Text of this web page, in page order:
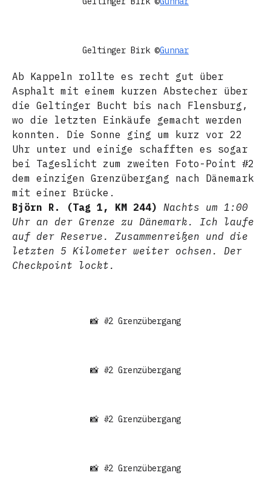
Geltinger Birk ©Gunnar
Ab Kappeln rollte es recht gut über
Asphalt mit einem kurzen Abstecher über
die Geltinger Bucht bis nach Flensburg,
wo die letzten Einkäufe gemacht werden
konnten. Die Sonne ging um kurz vor 22
Uhr unter und einige schafften es sogar
bei Tageslicht zum zweiten Foto-Point #2
dem einzigen Grenzübergang nach Dänemark
mit einer Brücke.
Björn R. (Tag 1, KM 244) Nachts um 1:00
Uhr an der Grenze zu Dänemark. Ich laufe
auf der Reserve. Zusammenreißen und die
letzten 5 Kilometer weiter ochsen. Der
Checkpoint lockt.
📸 #2 Grenzübergang
📸 #2 Grenzübergang
📸 #2 Grenzübergang
📸 #2 Grenzübergang